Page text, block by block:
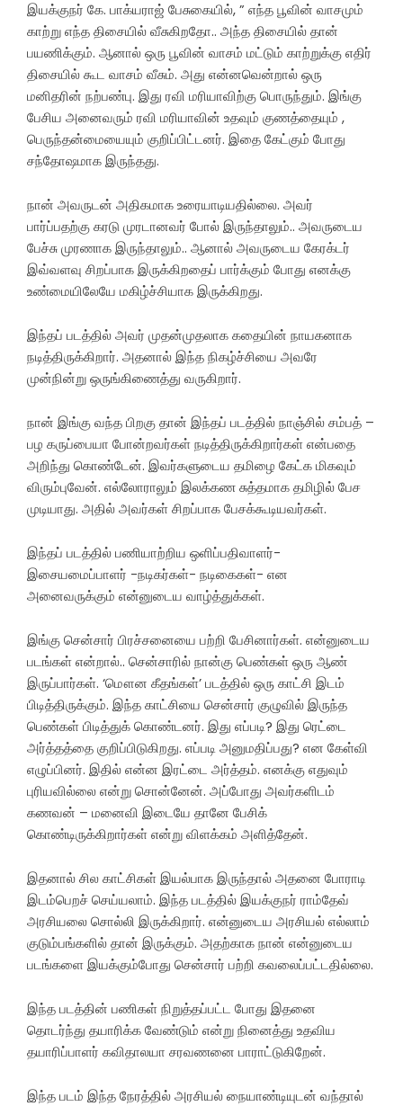
இயக்குநர் கே. பாக்யராஜ் பேசுகையில், ” எந்த பூவின் வாசமும்
காற்று எந்த திசையில் வீசுகிறதோ.. அந்த திசையில் தான்
பயணிக்கும். ஆனால் ஒரு பூவின் வாசம் மட்டும் காற்றுக்கு எதிர்
திசையில் கூட வாசம் வீசும். அது என்னவென்றால் ஒரு
மனிதரின் நற்பண்பு. இது ரவி மரியாவிற்கு பொருந்தும். இங்கு
பேசிய அனைவரும் ரவி மரியாவின் உதவும் குணத்தையும் ,
பெருந்தன்மையையும் குறிப்பிட்டனர். இதை கேட்கும் போது
சந்தோஷமாக இருந்தது.
நான் அவருடன் அதிகமாக உரையாடியதில்லை. அவர்
பார்ப்பதற்கு கரடு முரடானவர் போல் இருந்தாலும்.. அவருடைய
பேச்சு முரணாக இருந்தாலும்.. ஆனால் அவருடைய கேரக்டர்
இவ்வளவு சிறப்பாக இருக்கிறதைப் பார்க்கும் போது எனக்கு
உண்மையிலேயே மகிழ்ச்சியாக இருக்கிறது.
இந்தப் படத்தில் அவர் முதன்முதலாக கதையின் நாயகனாக
நடித்திருக்கிறார். அதனால் இந்த நிகழ்ச்சியை அவரே
முன்நின்று ஒருங்கிணைத்து வருகிறார்.‌
நான் இங்கு வந்த பிறகு தான் இந்தப் படத்தில் நாஞ்சில் சம்பத் –
பழ கருப்பையா போன்றவர்கள் நடித்திருக்கிறார்கள் என்பதை
அறிந்து கொண்டேன். இவர்களுடைய தமிழை கேட்க மிகவும்
விரும்புவேன். எல்லோராலும் இலக்கண சுத்தமாக தமிழில் பேச
முடியாது. அதில் அவர்கள் சிறப்பாக பேசக்கூடியவர்கள்.
இந்தப் படத்தில் பணியாற்றிய ஒளிப்பதிவாளர்-
இசையமைப்பாளர் -நடிகர்கள்- நடிகைகள்- என
அனைவருக்கும் என்னுடைய வாழ்த்துக்கள்.
இங்கு சென்சார் பிரச்சனையை பற்றி பேசினார்கள். என்னுடைய
படங்கள் என்றால்.. சென்சாரில் நான்கு பெண்கள் ஒரு ஆண்
இருப்பார்கள். ‘மௌன கீதங்கள்’ படத்தில் ஒரு காட்சி இடம்
பிடித்திருக்கும். இந்த காட்சியை சென்சார் குழுவில் இருந்த
பெண்கள் பிடித்துக் கொண்டனர். இது எப்படி? இது ரெட்டை
அர்த்தத்தை குறிப்பிடுகிறது. எப்படி அனுமதிப்பது? என கேள்வி
எழுப்பினர். இதில் என்ன இரட்டை அர்த்தம். எனக்கு எதுவும்
புரியவில்லை என்று சொன்னேன். அப்போது அவர்களிடம்
கணவன் – மனைவி இடையே தானே பேசிக்
கொண்டிருக்கிறார்கள் என்று விளக்கம் அளித்தேன்.
இதனால் சில காட்சிகள் இயல்பாக இருந்தால் அதனை போராடி
இடம்பெறச் செய்யலாம். இந்த படத்தில் இயக்குநர் ராம்தேவ்
அரசியலை சொல்லி இருக்கிறார். என்னுடைய அரசியல் எல்லாம்
குடும்பங்களில் தான் இருக்கும். அதற்காக நான் என்னுடைய
படங்களை இயக்கும்போது சென்சார் பற்றி கவலைப்பட்டதில்லை.
இந்த படத்தின் பணிகள் நிறுத்தப்பட்ட போது இதனை
தொடர்ந்து தயாரிக்க வேண்டும் என்று நினைத்து உதவிய
தயாரிப்பாளர் கவிதாலயா சரவணனை பாராட்டுகிறேன்.
இந்த படம் இந்த நேரத்தில் அரசியல் நையாண்டியுடன் வந்தால்